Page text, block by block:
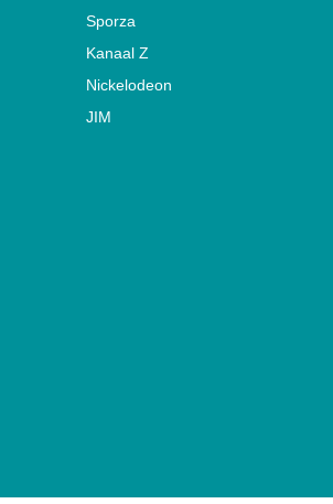
Sporza
Kanaal Z
Nickelodeon
JIM